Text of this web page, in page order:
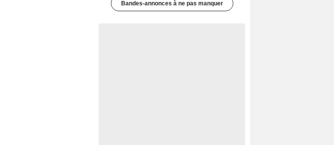
Bandes-annonces à ne pas manquer